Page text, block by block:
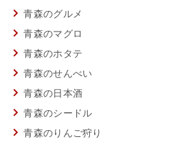
青森のグルメ
青森のマグロ
青森のホタテ
青森のせんべい
青森の日本酒
青森のシードル
青森のりんご狩り